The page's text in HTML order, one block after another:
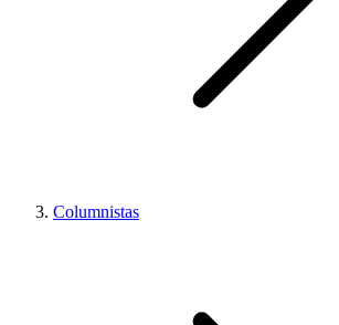
Columnistas